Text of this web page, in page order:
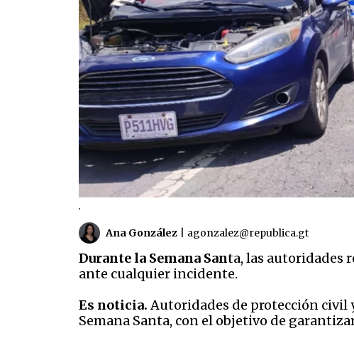
.
Ana González agonzalez@republica.gt
Durante la Semana Santa, las autoridades
ante cualquier incidente.
Es noticia.Autoridades de protección civil
Semana Santa, con el objetivo de